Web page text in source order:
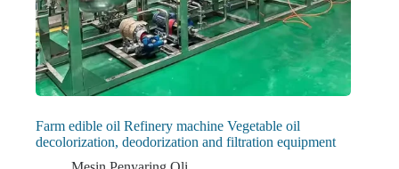
Farm edible oil Refinery machine Vegetable oil
decolorization, deodorization and filtration equipment